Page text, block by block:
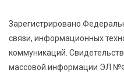
5 Авг 2026 14:32 386
Топ-4 направлений:
самыми популярными у
Зарегистрировано
связи, информационных
коммуникаций.
массовой информации ЭЛ